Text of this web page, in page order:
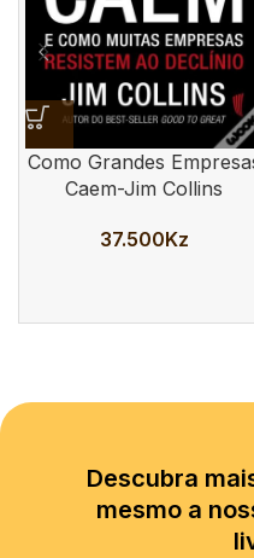
Como Grandes
Caem-Jim Collins
37.500Kz
Descubra
mesmo a